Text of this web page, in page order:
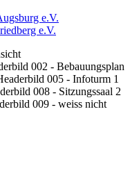
e.V.
e.V.